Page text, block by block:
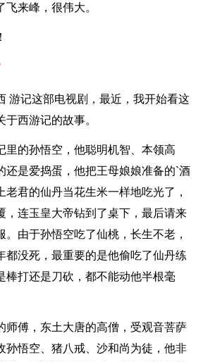
来峰，很伟大。
游记这部电视剧，最近，我开始看这
西游记的故事。
里的孙悟空，他聪明机智、本领高
还是爱捣蛋，他把王母娘娘准备的`酒
君的仙丹当花生米一样地吃光了，
，连玉皇大帝钻到了桌下，最后请来
。由于孙悟空吃了仙桃，长生不老，
都没死，最重要的是他偷吃了仙丹练
棒打还是刀砍，都不能动他半根毫
师傅，东土大唐的高僧，受观音菩萨
孙悟空、猪八戒、沙和尚为徒，他非